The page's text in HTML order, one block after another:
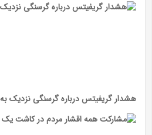
هشدار گریفیتس درباره گرسنگی نزدیک به ۵ میلیون...